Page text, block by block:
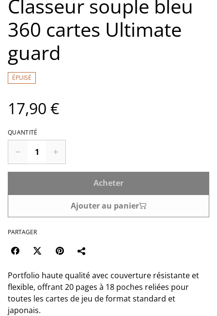
Classeur souple bleu
360 cartes Ultimate
guard
ÉPUISÉ
17,90 €
QUANTITÉ
Acheter
Ajouter au panier
PARTAGER
Portfolio haute qualité avec couverture résistante et
flexible, offrant 20 pages à 18 poches reliées pour
toutes les cartes de jeu de format standard et
japonais.